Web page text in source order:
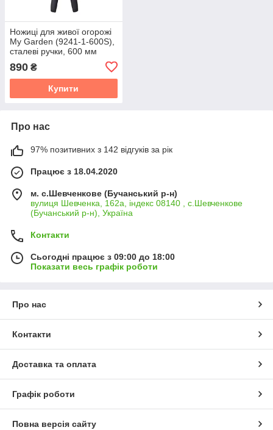
Ножиці для живої огорожі
My Garden (9241-1-600S),
сталеві ручки, 600 мм
890 ₴
Купити
Про нас
97% позитивних з 142 відгуків за рік
Працює з 18.04.2020
м. с.Шевченкове (Бучанський р-н)
вулиця Шевченка, 162а, індекс 08140 , с.Шевченкове
(Бучанський р-н), Україна
Контакти
Сьогодні працює з 09:00 до 18:00
Показати весь графік роботи
Про нас
Контакти
Доставка та оплата
Графік роботи
Повна версія сайту